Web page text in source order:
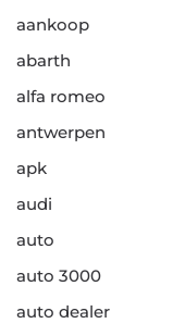
aankoop
abarth
alfa romeo
antwerpen
apk
audi
auto
auto 3000
auto dealer